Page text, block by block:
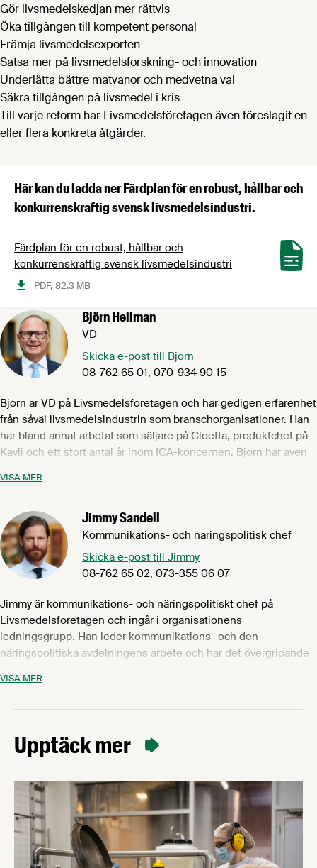
Gör livsmedelskedjan mer rättvis
Öka tillgången till kompetent personal
Främja livsmedelsexporten
Satsa mer på livsmedelsforskning- och innovation
Underlätta bättre matvanor och medvetna val
Säkra tillgången på livsmedel i kris
Till varje reform har Livsmedelsföretagen även föreslagit en
eller flera konkreta åtgärder.
Här kan du ladda ner Färdplan för en robust, hållbar och
konkurrenskraftig svensk livsmedelsindustri.
Färdplan för en robust, hållbar och
konkurrenskraftig svensk livsmedelsindustri
PDF, 82.3 MB
Björn Hellman
VD
Skicka e-post till Björn
08-762 65 01, 070-934 90 15
Björn är VD på Livsmedelsföretagen och har gedigen erfarenhet
från såväl livsmedelsindustrin som branschorganisationer. Han
har bland annat arbetat som säljare på Cloetta, produktchef på
Kavli och ett stort antal år inom ICA-koncernen. Björn har även
konditorer och Måleriföretagen i Sverige. Tillsammans med
att skapa bästa möjliga förutsättningar för att Sveriges
livsmedelsindustri fortsatt ska kunna inneha tätpositionen på
den internationella marknaden när det gäller produktkvalitet,
produktsäkerhet, hållbarhet och djurhållning, där vår svenska
livsmedelsindustri idag håller absolut världsklass.
VISA MER
Jimmy Sandell
Kommunikations- och näringspolitisk chef
Skicka e-post till Jimmy
08-762 65 02, 073-355 06 07
Jimmy är kommunikations- och näringspolitiskt chef på
Livsmedelsföretagen och ingår i organisationens
ledningsgrupp. Han leder kommunikations- och den
näringspolitiska avdelningens arbete och har det övergripande
kommunikation och näringspolitiska påverkansarbete. Han är
projekt och aktiviteter. Jimmy kommer närmast från rollen som
byråchef och vice VD på United Minds. Han var även partner i
strategiföretaget United Minds. Prime & United Minds utsågs
till en av världens mest kreativa byråer under hans tid på
företaget. Jimmy har en examen från civilingenjörsprogrammet
System i teknik och samhälle samt en fil kand i
företagsekonomi.
VISA MER
Upptäck mer